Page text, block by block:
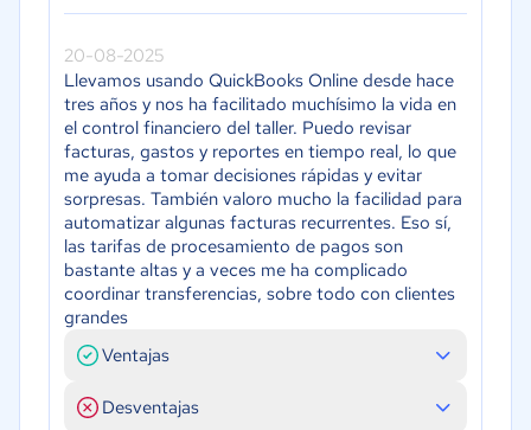
20-08-2025
Llevamos usando QuickBooks Online desde hace
tres años y nos ha facilitado muchísimo la vida en
el control financiero del taller. Puedo revisar
facturas, gastos y reportes en tiempo real, lo que
me ayuda a tomar decisiones rápidas y evitar
sorpresas. También valoro mucho la facilidad para
automatizar algunas facturas recurrentes. Eso sí,
las tarifas de procesamiento de pagos son
bastante altas y a veces me ha complicado
coordinar transferencias, sobre todo con clientes
grandes
Ventajas
Desventajas